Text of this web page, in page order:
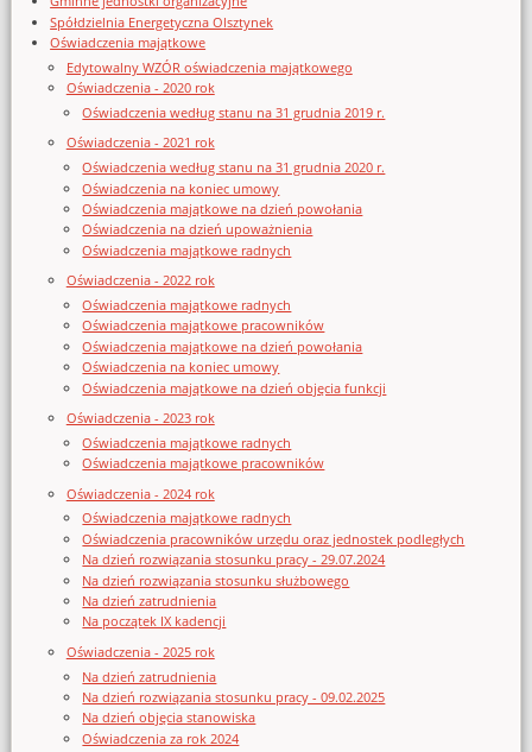
Spółdzielnia Energetyczna Olsztynek
Oświadczenia majątkowe
Edytowalny WZÓR oświadczenia majątkowego
Oświadczenia - 2020 rok
Oświadczenia według stanu na 31 grudnia 2019 r.
Oświadczenia - 2021 rok
Oświadczenia według stanu na 31 grudnia 2020 r.
Oświadczenia na koniec umowy
Oświadczenia majątkowe na dzień powołania
Oświadczenia na dzień upoważnienia
Oświadczenia majątkowe radnych
Oświadczenia - 2022 rok
Oświadczenia majątkowe radnych
Oświadczenia majątkowe pracowników
Oświadczenia majątkowe na dzień powołania
Oświadczenia na koniec umowy
Oświadczenia majątkowe na dzień objęcia funkcji
Oświadczenia - 2023 rok
Oświadczenia majątkowe radnych
Oświadczenia majątkowe pracowników
Oświadczenia - 2024 rok
Oświadczenia majątkowe radnych
Oświadczenia pracowników urzędu oraz jednostek podległych
Na dzień rozwiązania stosunku pracy - 29.07.2024
Na dzień rozwiązania stosunku służbowego
Na dzień zatrudnienia
Na początek IX kadencji
Oświadczenia - 2025 rok
Na dzień zatrudnienia
Na dzień rozwiązania stosunku pracy - 09.02.2025
Na dzień objęcia stanowiska
Oświadczenia za rok 2024